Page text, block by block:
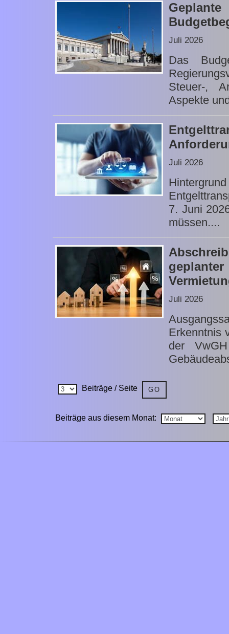
Juli 2026
Das
Steuer-,
Aspekte
Juli 2026
7. Juni
müssen....
geplanter
Juli 2026
Erkenntnis
der
Beiträge / Seite
Beiträge aus diesem Monat: